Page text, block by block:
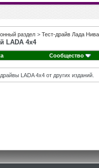
раздел > Тест-драйв Лада Нива
LADA 4x4
Сообщество
LADA 4x4 от других изданий.